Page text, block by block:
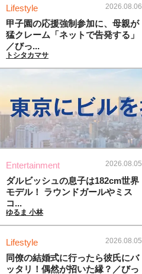
Lifestyle 2026.08.06
甲子園の応援強制参加に、母親が
猛クレーム「ネットで告発する」
／びっ...
トシタカマサ
Entertainment 2026.08.05
ダルビッシュの息子は182cm世界
モデル！ ラウンドガールやミス
コ...
ゆるま 小林
Lifestyle 2026.08.05
同僚の結婚式に行ったら彼氏にバ
ッタリ！偶然が招いた縁？／びっ